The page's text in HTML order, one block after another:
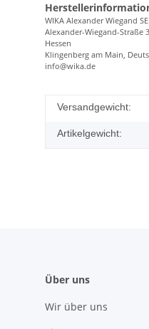
WIKA Alexander Wiegand
Alexander-Wiegand-Straße
Hessen
Klingenberg am Main,
info@wika.de
Versandgewicht:
Artikelgewicht:
Über uns
Wir über uns